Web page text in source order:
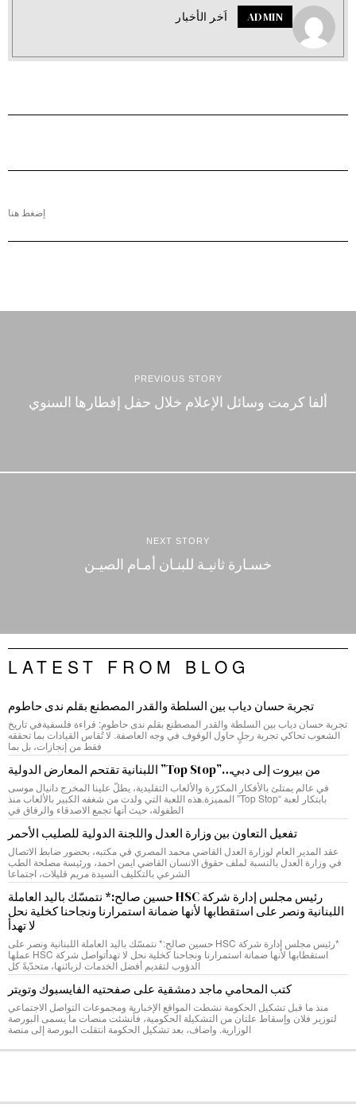
ADMIN اَخر الأخبار
إضغط هنا
PREVIOUS STORY
ألفا كرمت وسائل الإعلام خلال حفل إفطارها السنوي
NEXT STORY
خسـارة ثانيـة للبنـان أمـام الصيـن
LATEST FROM BLOG
تجربة حسان دياب بين السلطة والقدر المصطنع بقلم ندى حاطوم
تجربة حسان دياب بين السلطة والقدر المصطنع بقلم ندى حاطوم: قراءة فلسفيةفي تاريخ
الشعوب تحاكي تجربة رجلٍ حاول الوقوف في وجه العاصفة. لا تُقاس القيادات بما تحققه
فقط من إنجازات، بل بما
من بيروت إلى دبي…”Top Stop” اللبنانية تقتحم المعارض الدولية
في عالم يمتلئ بالأفكار المكرّرة والألعاب التقليدية، يطلّ علينا المخرج دانيال موسى
بابتكار لعبة “Top Stop” المميزة.هذه اللعبة التي ولدت من شغفه الكبير بالألعاب منذ
الطفولة، حيث أنها تجمع الاصدقاء والرفاق في
تفعيل التعاون بين وزارة العدل واللجنة الدولية للصليب الأحمر
عقد المدير العام لوزارة العدل القاضي محمد المصري في مكتبه، بحضور ضابط الاتصال
في وزارة العدل بالنسبة لملف حقوق الانسان القاضي ايمن احمد، ورئيسة مصلحة الطب
الشرعي بالتكليف السيدة مريم قليلات، اجتماعا
رئيس مجلس إدارة شركة HSC حسين صالح:* نتمسّك باليد العاملة
اللبنانية ونصر على استقطابها لأنها ضمانة استمرارنا ونجاحنا كخلية نحل
لا تهدأ
*رئيس مجلس إدارة شركة HSC حسين صالح:* نتمسّك باليد العاملة اللبنانية ونصر على
استقطابها لأنها ضمانة استمرارنا ونجاحنا كخلية نحل لا تهدأتواصل شركة HSC عملها
الدؤوب لتقديم أفضل الخدمات لزبائنها، متحدّيةً كل
كتب المحامي ماجد دمشقية على صفحتيه الفايسبوك وتويتر
منذ ما قبل تشكيل الحكومة نشطت المواقع الإخبارية ومجموعات التواصل الاجتماعي
لتوزير فلان وإسقاط علتان من التشكيلة الحكومية، فأنشئت منصات ما يسمى البورصة
الوزارية. واضاف، بعد تشكيل الحكومة انتقلت البورصة إلى منصة